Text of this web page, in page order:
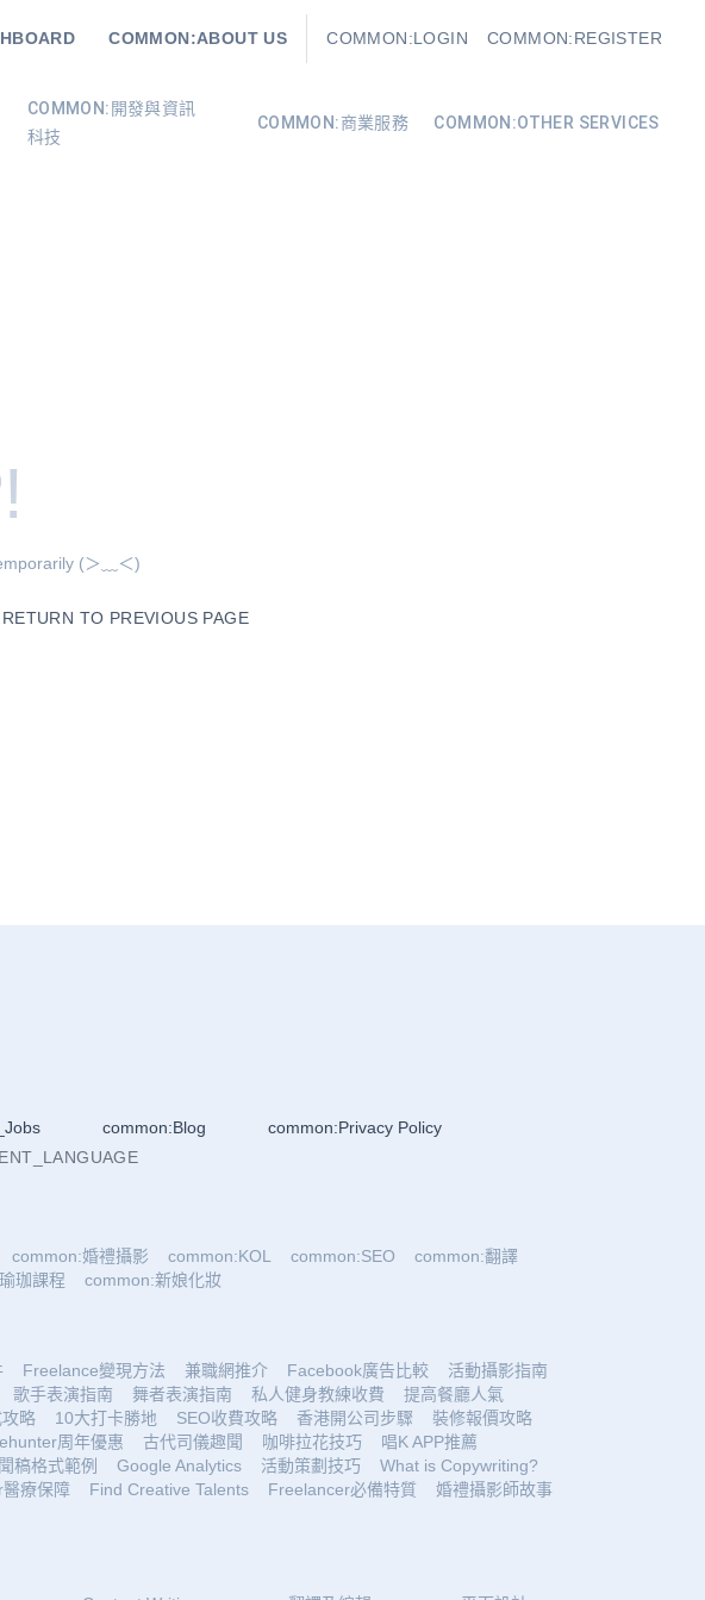
COMMON:ABOUT US COMMON:LOGIN COMMON:REGISTER
COMMON:開發與資訊
科技
COMMON:商業服務 COMMON:OTHER SERVICES
(＞﹏＜)
TO PREVIOUS PAGE
common:Blog
common:Privacy Policy
common:婚禮攝影 common:KOL common:SEO
common:翻譯
珈課程 common:新娘化妝
Freelance變現方法 兼職網推介 Facebook廣告比較
活動攝影指南
歌手表演指南 舞者表演指南 私人健身教練收費
提高餐廳人氣
略 10大打卡勝地 SEO收費攻略 香港開公司步驟
裝修報價攻略
周年優惠 古代司儀趣聞 咖啡拉花技巧
唱K APP推薦
稿格式範例 Google Analytics 活動策劃技巧
What is Copywriting?
療保障 Find Creative Talents Freelancer必備特質 婚禮攝影師故事